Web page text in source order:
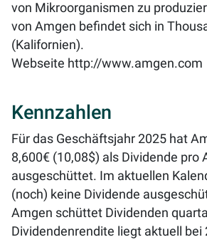
von Mikroorganismen zu
von Amgen befindet sich in
(Kalifornien).
Webseite http://www.amgen.com
Kennzahlen
Für das Geschäftsjahr 2025 hat
8,600€ (10,08$) als Dividende pro
ausgeschüttet. Im aktuellen
(noch) keine Dividende
Amgen schüttet Dividenden
Dividendenrendite liegt aktuell bei